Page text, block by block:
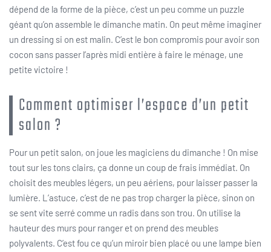
dépend de la forme de la pièce, c’est un peu comme un puzzle
géant qu’on assemble le dimanche matin. On peut même imaginer
un dressing si on est malin. C’est le bon compromis pour avoir son
cocon sans passer l’après midi entière à faire le ménage, une
petite victoire !
Comment optimiser l’espace d’un petit
salon ?
Pour un petit salon, on joue les magiciens du dimanche ! On mise
tout sur les tons clairs, ça donne un coup de frais immédiat. On
choisit des meubles légers, un peu aériens, pour laisser passer la
lumière. L’astuce, c’est de ne pas trop charger la pièce, sinon on
se sent vite serré comme un radis dans son trou. On utilise la
hauteur des murs pour ranger et on prend des meubles
polyvalents. C’est fou ce qu’un miroir bien placé ou une lampe bien